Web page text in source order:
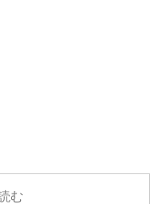
働けて、嫌な人間関係から
れられるし自分の力で稼げ
む